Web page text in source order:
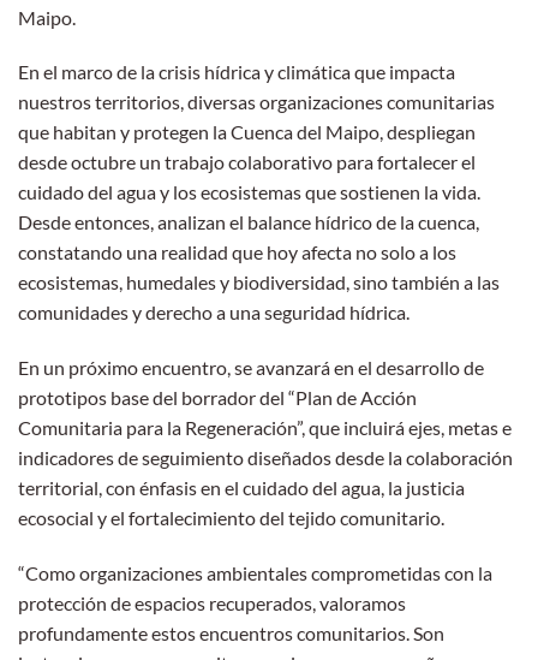
Maipo.
En el marco de la crisis hídrica y climática que impacta
nuestros territorios, diversas organizaciones comunitarias
que habitan y protegen la Cuenca del Maipo, despliegan
desde octubre un trabajo colaborativo para fortalecer el
cuidado del agua y los ecosistemas que sostienen la vida.
Desde entonces, analizan el balance hídrico de la cuenca,
constatando una realidad que hoy afecta no solo a los
ecosistemas, humedales y biodiversidad, sino también a las
comunidades y derecho a una seguridad hídrica.
En un próximo encuentro, se avanzará en el desarrollo de
prototipos base del borrador del “Plan de Acción
Comunitaria para la Regeneración”, que incluirá ejes, metas e
indicadores de seguimiento diseñados desde la colaboración
territorial, con énfasis en el cuidado del agua, la justicia
ecosocial y el fortalecimiento del tejido comunitario.
“Como organizaciones ambientales comprometidas con la
protección de espacios recuperados, valoramos
profundamente estos encuentros comunitarios. Son